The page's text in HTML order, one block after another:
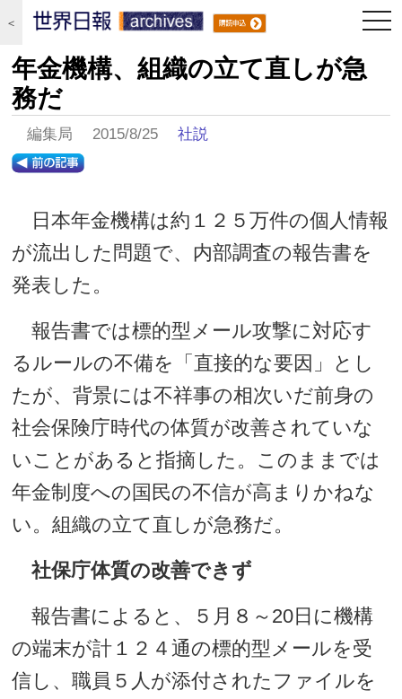
＜
年金機構、組織の立て直しが急
務だ
編集局 2015/8/25社説
日本年金機構は約１２５万件の個人情報
が流出した問題で、内部調査の報告書を
発表した。
報告書では標的型メール攻撃に対応す
るルールの不備を「直接的な要因」とし
たが、背景には不祥事の相次いだ前身の
社会保険庁時代の体質が改善されていな
いことがあると指摘した。このままでは
年金制度への国民の不信が高まりかねな
い。組織の立て直しが急務だ。
社保庁体質の改善できず
報告書によると、５月８～20日に機構
の端末が計１２４通の標的型メールを受
信し、職員５人が添付されたファイルを